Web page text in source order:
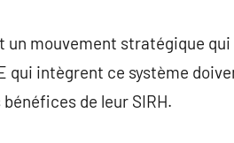
un mouvement stratégique
qui intègrent ce système
de leur SIRH.